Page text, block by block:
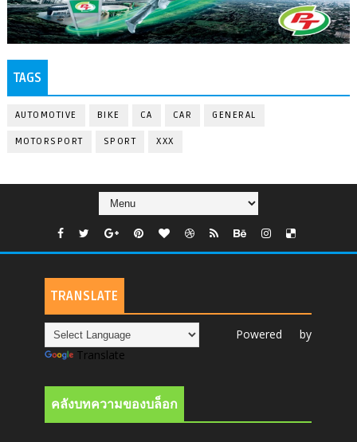
TAGS
AUTOMOTIVE BIKE CA CAR GENERAL
MOTORSPORT SPORT XXX
TRANSLATE
Powered by
Translate
คลังบทความของบล็อก